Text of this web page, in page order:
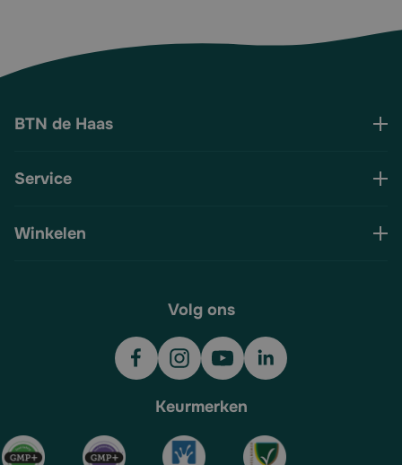
BTN de Haas
Service
Winkelen
Volg ons
Keurmerken